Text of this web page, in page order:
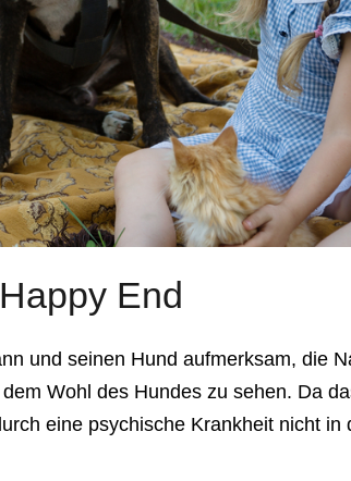
End
und seinen Hund aufmerksam, die
Wohl des Hundes zu sehen. Da
eine psychische Krankheit nicht in